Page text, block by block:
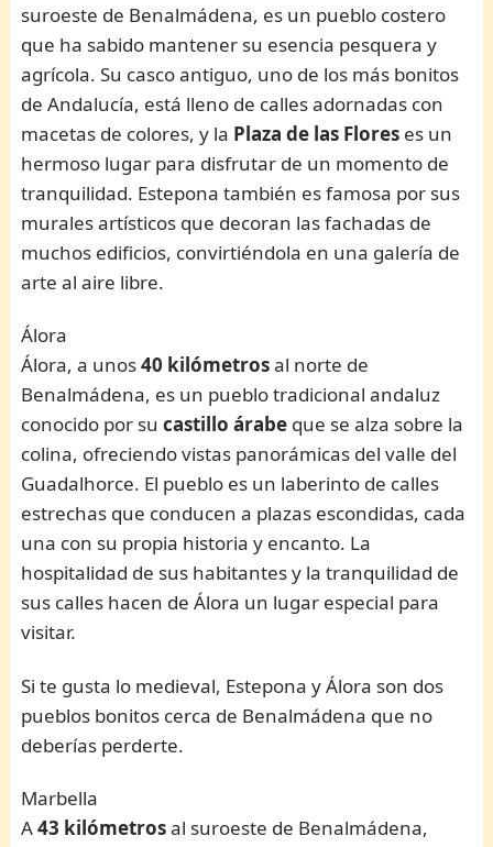
suroeste de Benalmádena, es un pueblo costero
que ha sabido mantener su esencia pesquera y
agrícola. Su casco antiguo, uno de los más bonitos
de Andalucía, está lleno de calles adornadas con
macetas de colores, y la Plaza de las Flores es un
hermoso lugar para disfrutar de un momento de
tranquilidad. Estepona también es famosa por sus
murales artísticos que decoran las fachadas de
muchos edificios, convirtiéndola en una galería de
arte al aire libre.
Álora
Álora, a unos40 kilómetrosal norte de
Benalmádena, es un pueblo tradicional andaluz
conocido por sucastillo árabe que se alza sobre la
colina, ofreciendo vistas panorámicas del valle del
Guadalhorce. El pueblo es un laberinto de calles
estrechas que conducen a plazas escondidas, cada
una con su propia historia y encanto. La
hospitalidad de sus habitantes y la tranquilidad de
sus calles hacen de Álora un lugar especial para
visitar.
Si te gusta lo medieval, Estepona y Álora son dos
pueblos bonitos cerca de Benalmádena que no
deberías perderte.
Marbella
A43 kilómetrosal suroeste de Benalmádena,